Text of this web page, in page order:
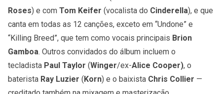
Roses) e com Tom Keifer (vocalista do Cinderella), e que
canta em todas as 12 canções, exceto em “Undone” e
“Killing Breed”, que tem como vocais principais Brion
Gamboa. Outros convidados do álbum incluem o
tecladista Paul Taylor (Winger/ex-Alice Cooper), o
baterista Ray Luzier ( Korn) e o baixista Chris Collier —